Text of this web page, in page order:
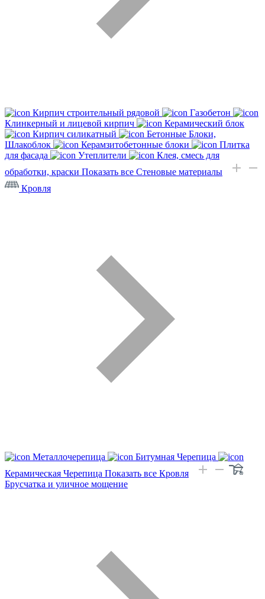
Кирпич строительный рядовой
Газобетон
Клинкерный и лицевой кирпич
Керамический блок
Кирпич силикатный
Бетонные Блоки,
Шлакоблок
Керамзитобетонные блоки
Плитка
для фасада
Утеплители
Клея, смесь для
обработки, краски Показать все Стеновые материалы
Кровля
Металлочерепица
Битумная Черепица
Керамическая Черепица Показать все Кровля
Брусчатка и уличное мощение